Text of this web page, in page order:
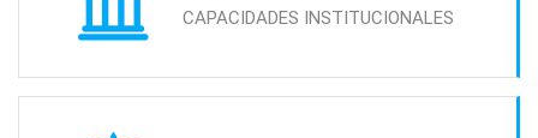
CAPACIDADES INSTITUCIONALES